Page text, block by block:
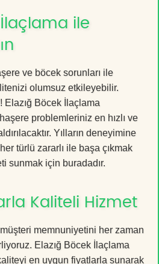
İlaçlama ile
ve böcek sorunları ile
olumsuz etkileyebilir.
Böcek İlaçlama
problemleriniz en hızlı ve
Yılların deneyimine
türlü zararlı ile başa çıkmak
sunmak için buradadır.
Kaliteli Hizmet
memnuniyetini her zaman
Elazığ Böcek İlaçlama
en uygun fiyatlarla sunarak